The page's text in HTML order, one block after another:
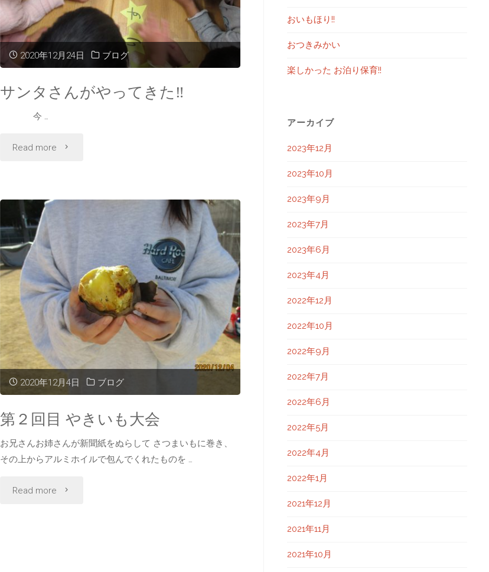
2020年12月24日 ブログ
サンタさんがやってきた‼
今 …
Read more "サ
タ
が
や
っ
て
き
た‼"
2020年12月4日 ブログ
第２回目 やきいも大会
お兄さんお姉さんが新聞紙をぬらして さつまいもに巻き、
その上からアルミホイルで包んでくれたものを …
Read more "第
おいもほり!!
おつきみかい
楽しかった お泊り保育!!
アーカイブ
2023年12月
2023年10月
2023年9月
2023年7月
2023年6月
2023年4月
2022年12月
2022年10月
2022年9月
2022年7月
2022年6月
2022年5月
2022年4月
2022年1月
2021年12月
2021年11月
2021年10月